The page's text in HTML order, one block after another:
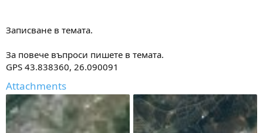
Записване в темата.
За повече въпроси пишете в темата.
GPS 43.838360, 26.090091
Attachments